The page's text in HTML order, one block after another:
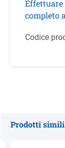
Effettuare
completo
Codice
Prodotti simili